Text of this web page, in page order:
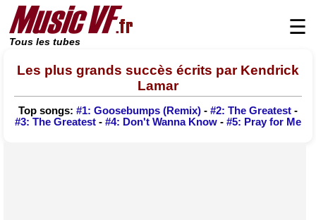
Tous les tubes
☰
Les plus grands succès écrits par Kendrick
Lamar
Top songs: #1: Goosebumps (Remix) - #2: The Greatest -
#3: The Greatest - #4: Don't Wanna Know - #5: Pray for Me